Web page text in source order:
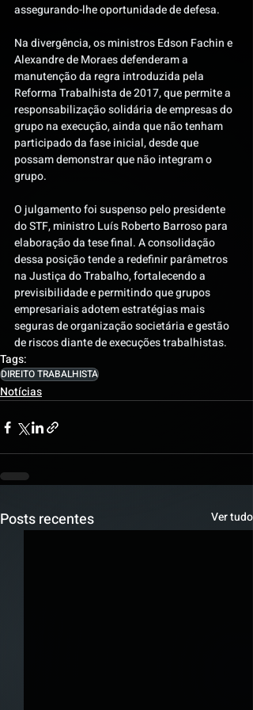
assegurando-lhe oportunidade de defesa.
Na divergência, os ministros Edson Fachin e
Alexandre de Moraes defenderam a
manutenção da regra introduzida pela
Reforma Trabalhista de 2017, que permite a
responsabilização solidária de empresas do
grupo na execução, ainda que não tenham
participado da fase inicial, desde que
possam demonstrar que não integram o
grupo.
O julgamento foi suspenso pelo presidente
do STF, ministro Luís Roberto Barroso para
elaboração da tese final. A consolidação
dessa posição tende a redefinir parâmetros
na Justiça do Trabalho, fortalecendo a
previsibilidade e permitindo que grupos
empresariais adotem estratégias mais
seguras de organização societária e gestão
de riscos diante de execuções trabalhistas.
Tags:
DIREITO TRABALHISTA
Notícias
Posts recentes Ver tudo